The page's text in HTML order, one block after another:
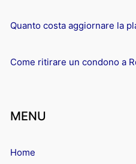
Quanto costa aggiornare la
Come ritirare un condono a
MENU
Home